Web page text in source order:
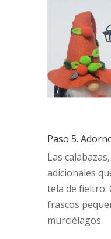
Paso 5.
Las
adicionales
tela de fieltro.
frascos
murciélagos.